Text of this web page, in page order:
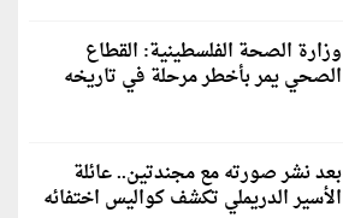
وزارة الصحة الفلسطينية: القطاع
الصحي يمر بأخطر مرحلة في تاريخه
بعد نشر صورته مع مجندتين.. عائلة
الأسير الدريملي تكشف كواليس اختفائه